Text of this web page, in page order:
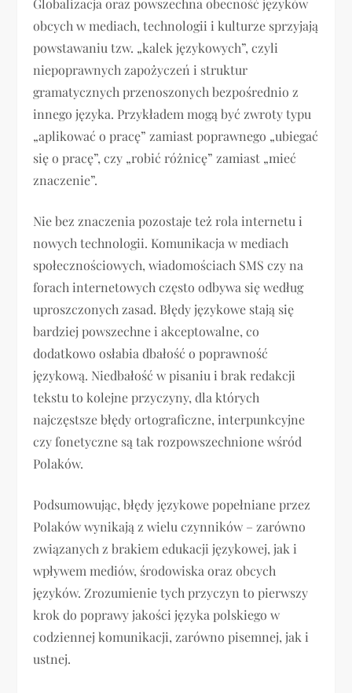
Globalizacja oraz powszechna obecność języków
obcych w mediach, technologii i kulturze sprzyjają
powstawaniu tzw. „kalek językowych”, czyli
niepoprawnych zapożyczeń i struktur
gramatycznych przenoszonych bezpośrednio z
innego języka. Przykładem mogą być zwroty typu
„aplikować o pracę” zamiast poprawnego „ubiegać
się o pracę”, czy „robić różnicę” zamiast „mieć
znaczenie”.
Nie bez znaczenia pozostaje też rola internetu i
nowych technologii. Komunikacja w mediach
społecznościowych, wiadomościach SMS czy na
forach internetowych często odbywa się według
uproszczonych zasad. Błędy językowe stają się
bardziej powszechne i akceptowalne, co
dodatkowo osłabia dbałość o poprawność
językową. Niedbałość w pisaniu i brak redakcji
tekstu to kolejne przyczyny, dla których
najczęstsze błędy ortograficzne, interpunkcyjne
czy fonetyczne są tak rozpowszechnione wśród
Polaków.
Podsumowując, błędy językowe popełniane przez
Polaków wynikają z wielu czynników – zarówno
związanych z brakiem edukacji językowej, jak i
wpływem mediów, środowiska oraz obcych
języków. Zrozumienie tych przyczyn to pierwszy
krok do poprawy jakości języka polskiego w
codziennej komunikacji, zarówno pisemnej, jak i
ustnej.